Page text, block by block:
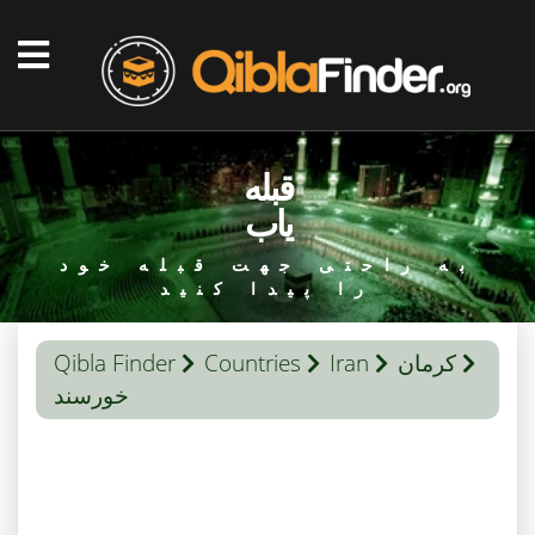
قبله
یاب
به راحتی جهت قبله خود
را پیدا کنید
Qibla Finder Countries Iran
کرمان
خورسند